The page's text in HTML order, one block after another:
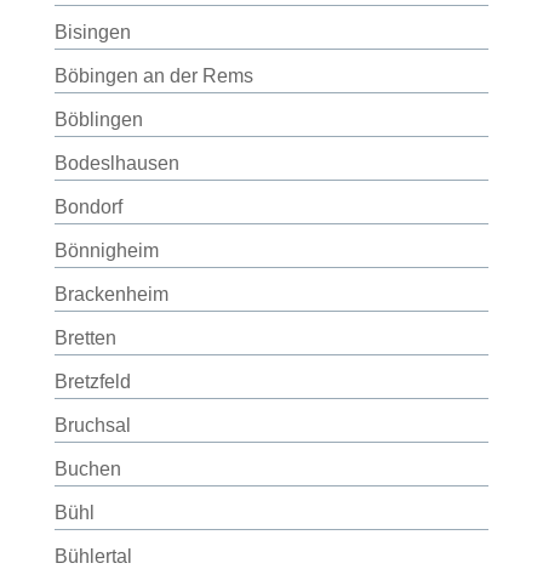
Bisingen
Böbingen an der Rems
Böblingen
Bodeslhausen
Bondorf
Bönnigheim
Brackenheim
Bretten
Bretzfeld
Bruchsal
Buchen
Bühl
Bühlertal